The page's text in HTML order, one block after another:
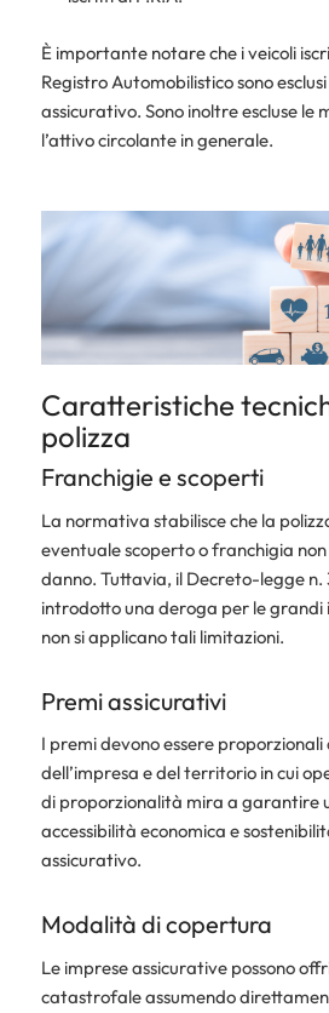
È importante notare che i veicoli
Registro Automobilistico sono
assicurativo. Sono inoltre escluse le
l’attivo circolante in generale.
Caratteristiche
polizza
Franchigie e scoperti
La normativa stabilisce che la
eventuale scoperto o franchigia non
danno. Tuttavia, il Decreto-legge n.
introdotto una deroga per le grandi
non si applicano tali limitazioni.
Premi assicurativi
I premi devono essere proporzionali
dell’impresa e del territorio in cui
di proporzionalità mira a garantire
accessibilità economica e
assicurativo.
Modalità di copertura
Le imprese assicurative possono
catastrofale assumendo